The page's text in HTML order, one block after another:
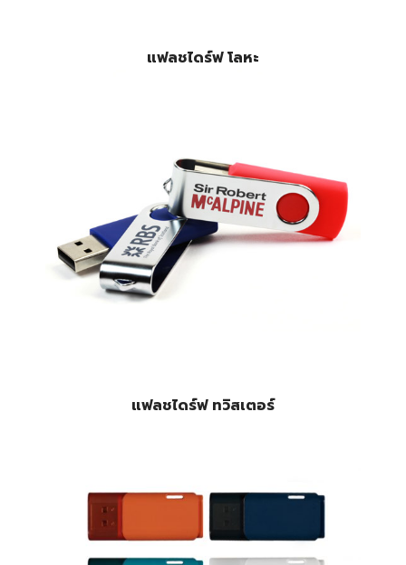
แฟลชไดร์ฟ โลหะ
แฟลชไดร์ฟ ทวิสเตอร์